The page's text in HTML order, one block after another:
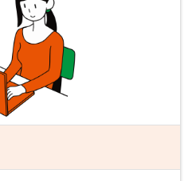
18歳～80歳
18歳～70歳
18歳～60歳
10年の場合